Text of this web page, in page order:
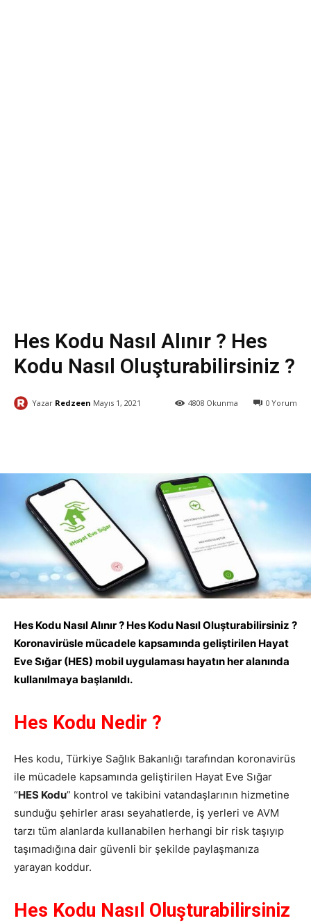
Hes Kodu Nasıl Alınır ? Hes
Kodu Nasıl Oluşturabilirsiniz ?
Yazar Redzeen Mayıs 1, 2021 0 Yorum
4808 Okunma
Hes Kodu Nasıl Alınır ? Hes Kodu Nasıl Oluşturabilirsiniz ?
Koronavirüsle mücadele kapsamında geliştirilen Hayat
Eve Sığar (HES) mobil uygulaması hayatın her alanında
kullanılmaya başlanıldı.
Hes Kodu Nedir ?
Hes kodu, Türkiye Sağlık Bakanlığı tarafından koronavirüs
ile mücadele kapsamında geliştirilen Hayat Eve Sığar
“HES Kodu” kontrol ve takibini vatandaşlarının hizmetine
sunduğu şehirler arası seyahatlerde, iş yerleri ve AVM
tarzı tüm alanlarda kullanabilen herhangi bir risk taşıyıp
taşımadığına dair güvenli bir şekilde paylaşmanıza
yarayan koddur.
Hes Kodu Nasıl Oluşturabilirsiniz